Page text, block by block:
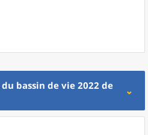
du bassin de vie 2022 de